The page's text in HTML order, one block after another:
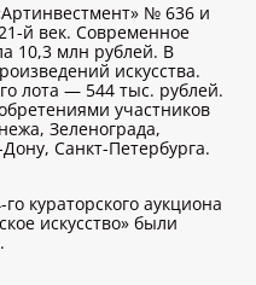
№ 636 и
й век. Современное
10,3 млн рублей. В
искусства.
лота — 544 тыс. рублей.
участников
Зеленограда,
Санкт-Петербурга.
кураторского аукциона
искусство» были